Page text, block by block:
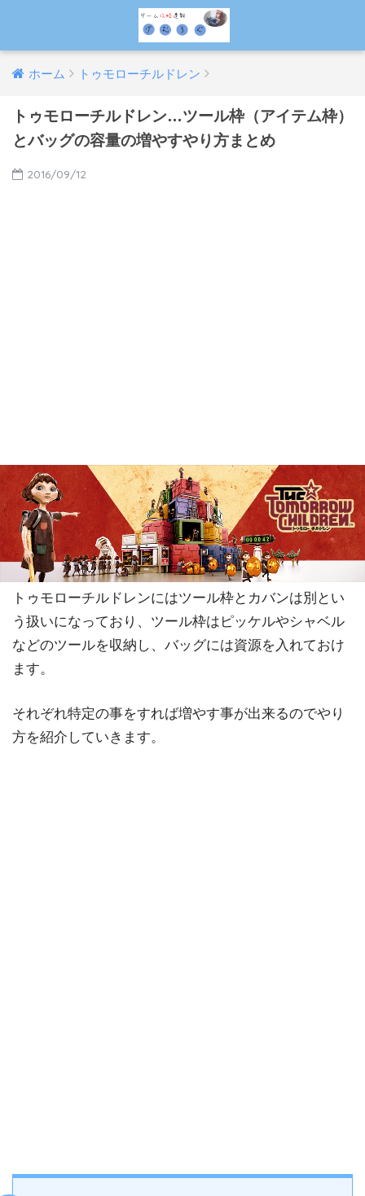
ホーム トゥモローチルドレン
トゥモローチルドレン…ツール枠（アイテム枠）
とバッグの容量の増やすやり方まとめ
2016/09/12
トゥモローチルドレンにはツール枠とカバンは別とい
う扱いになっており、ツール枠はピッケルやシャベル
などのツールを収納し、バッグには資源を入れておけ
ます。
それぞれ特定の事をすれば増やす事が出来るのでやり
方を紹介していきます。